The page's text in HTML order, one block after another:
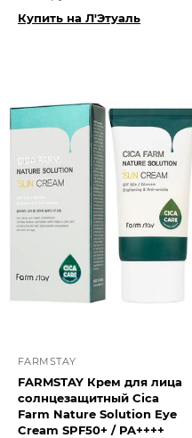
Купить на Л'Этуаль
FARMSTAY
FARMSTAY Крем для лица
солнцезащитный Cica
Farm Nature Solution Eye
Cream SPF50+ / PA++++